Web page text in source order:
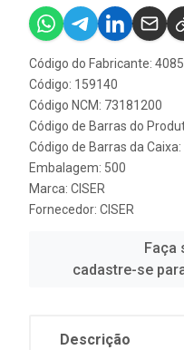
Código do Fabricante:
Código: 159140
Código NCM: 73181200
Código de Barras do
Código de Barras da
Embalagem: 500
Marca: CISER
Fornecedor: CISER
Faça
cadastre-se
Descrição